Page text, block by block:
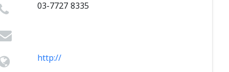
03-7727 8335
http://